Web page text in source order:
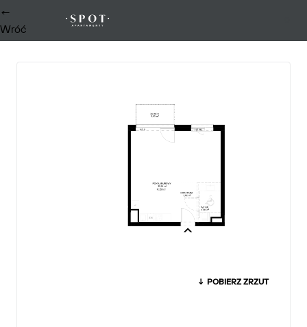
←
Wróć
↓ POBIERZ ZRZUT